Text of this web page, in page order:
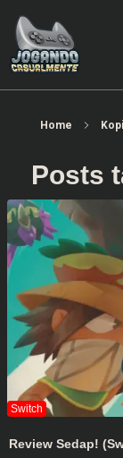
Home
Posts
Review Sedap!